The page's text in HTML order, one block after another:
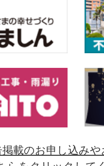
載のお申し込み